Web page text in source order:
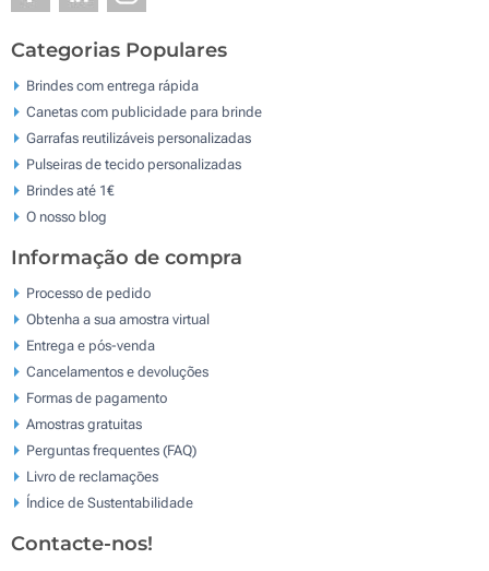
Categorias Populares
Brindes com entrega rápida
Canetas com publicidade para brinde
Garrafas reutilizáveis personalizadas
Pulseiras de tecido personalizadas
Brindes até 1€
O nosso blog
Informação de compra
Processo de pedido
Obtenha a sua amostra virtual
Entrega e pós-venda
Cancelamentos e devoluções
Formas de pagamento
Amostras gratuitas
Perguntas frequentes (FAQ)
Livro de reclamaçōes
Índice de Sustentabilidade
Contacte-nos!